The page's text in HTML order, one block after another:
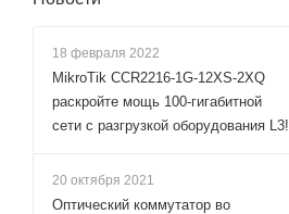
18 февраля 2022
MikroTik CCR2216-1G-12XS-2XQ
раскройте мощь 100-гигабитной
сети с разгрузкой оборудования L3!
20 октября 2021
Оптический коммутатор во